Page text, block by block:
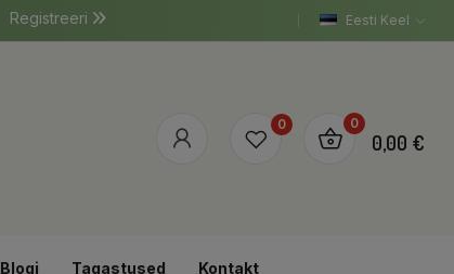
Eesti Keel
Registreeri
0 0
0,00 €
Blogi Tagastused Kontakt